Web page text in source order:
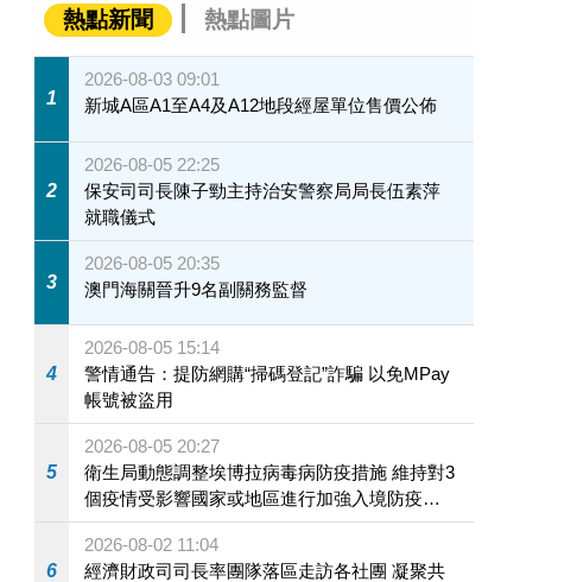
熱點新聞 熱點圖片
1
2026-08-03 09:01
新城A區A1至A4及A12地段經屋單位售價公佈
2
2026-08-05 22:25
保安司司長陳子勁主持治安警察局局長伍素萍
就職儀式
3
2026-08-05 20:35
澳門海關晉升9名副關務監督
4
2026-08-05 15:14
警情通告：提防網購“掃碼登記”詐騙 以免MPay
帳號被盜用
5
2026-08-05 20:27
衛生局動態調整埃博拉病毒病防疫措施 維持對3
個疫情受影響國家或地區進行加強入境防疫措
施
6
2026-08-02 11:04
經濟財政司司長率團隊落區走訪各社團 凝聚共